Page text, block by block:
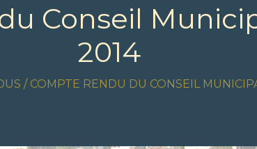
Conseil
2014
/ COMPTE RENDU DU CONSEIL